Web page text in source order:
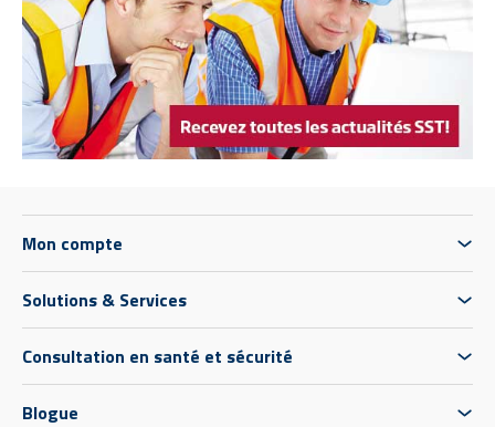
Mon compte
Solutions & Services
Consultation en santé et sécurité
Blogue